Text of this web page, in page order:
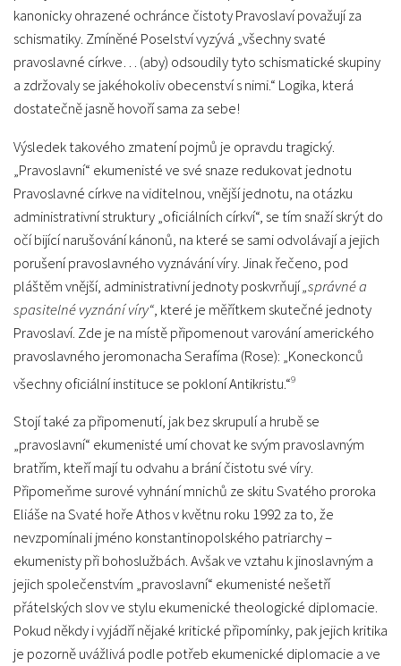
kanonicky ohrazené ochránce čistoty Pravoslaví považují za
schismatiky. Zmíněné Poselství vyzývá „všechny svaté
pravoslavné církve… (aby) odsoudily tyto schismatické skupiny
a zdržovaly se jakéhokoliv obecenství s nimi.“ Logika, která
dostatečně jasně hovoří sama za sebe!
Výsledek takového zmatení pojmů je opravdu tragický.
„Pravoslavní“ ekumenisté ve své snaze redukovat jednotu
Pravoslavné církve na viditelnou, vnější jednotu, na otázku
administrativní struktury „oficiálních církví“, se tím snaží skrýt do
očí bijící narušování kánonů, na které se sami odvolávají a jejich
porušení pravoslavného vyznávání víry. Jinak řečeno, pod
pláštěm vnější, administrativní jednoty poskvrňují„správné a
spasitelné vyznání víry“, které je měřítkem skutečné jednoty
Pravoslaví. Zde je na místě připomenout varování amerického
pravoslavného jeromonacha Serafíma (Rose): „Koneckonců
všechny oficiální instituce se pokloní Antikristu.“9
Stojí také za připomenutí, jak bez skrupulí a hrubě se
„pravoslavní“ ekumenisté umí chovat ke svým pravoslavným
bratřím, kteří mají tu odvahu a brání čistotu své víry.
Připomeňme surové vyhnání mnichů ze skitu Svatého proroka
Eliáše na Svaté hoře Athos v květnu roku 1992 za to, že
nevzpomínali jméno konstantinopolského patriarchy –
ekumenisty při bohoslužbách. Avšak ve vztahu k jinoslavným a
jejich společenstvím „pravoslavní“ ekumenisté nešetří
přátelských slov ve stylu ekumenické theologické diplomacie.
Pokud někdy i vyjádří nějaké kritické připomínky, pak jejich kritika
je pozorně uvážlivá podle potřeb ekumenické diplomacie a ve